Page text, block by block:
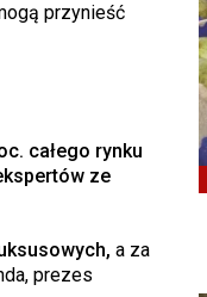
przynieść
całego rynku
ze
a za
prezes